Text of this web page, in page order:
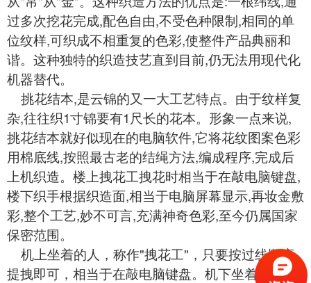
过多次挖花完成,配色自由,不受色种限制,相同的单
位纹样,可织成不相重复的色彩,使整件产品典丽和
谐。这种独特的织造技艺直到目前,仍无法用现代化
机器替代。
挑花结本,是云锦的又一大工艺特点。由于纹样复
杂,往往织1寸锦要有1尺长的花本。形象一点来说,
挑花结本就好似现在的电脑软件,它将花纹图案色彩
用棉底线,按照最古老的结绳方法,编成程序,完成后
上机织造。楼上拽花工拽花时相当于在敲电脑键盘,
楼下织手根据织造面,相当于电脑屏幕显示,再妆金敷
彩,整个工艺,妙不可言,充满神奇色彩,至今仍属国家
保密范围。
机上坐着的人，称作"拽花工"，只要按过线顺序
提拽即可，相当于在敲电脑键盘。机下坐着的人，